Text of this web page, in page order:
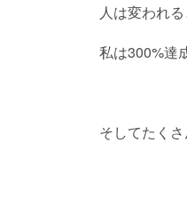
人は変われる
私は300%達
そしてたく